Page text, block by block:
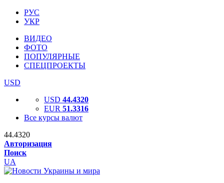
РУС
УКР
ВИДЕО
ФОТО
ПОПУЛЯРНЫЕ
СПЕЦПРОЕКТЫ
USD
USD 44.4320
EUR 51.3316
Все курсы валют
44.4320
Авторизация
Поиск
UA